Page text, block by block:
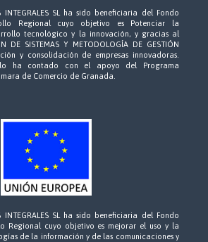
INTEGRALES SL ha sido beneficiaria del Fondo
Regional cuyo objetivo es Potenciar la
tecnológico y la innovación, y gracias al
DE SISTEMAS Y METODOLOGÍA DE GESTIÓN
y consolidación de empresas innovadoras.
ha contado con el apoyo del Programa
de Comercio de Granada.
INTEGRALES SL ha sido beneficiaria del Fondo
Regional cuyo objetivo es mejorar el uso y la
de la información y de las comunicaciones y